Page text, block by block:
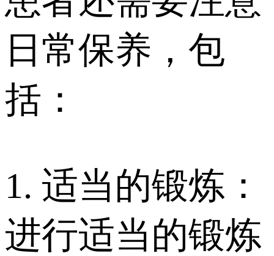
日常保养，包
括：
1. 适当的锻炼：
进行适当的锻炼